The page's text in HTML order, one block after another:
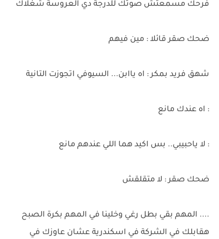
فرحك مسمعتش صوتك للدرجة دي العروسة شغلاك
ضحك صقر قائلا : مين فيهم
شهق فريد بمكر : اه ياابن... السيوفي اتجوزت التانية
: اه عندك مانع
: لا ياحبيبي.. بس اكيد هما اللي عندهم مانع
ضحك صقر : لا متقلقش
.... المهم بقي بطل رغي وخلينا في المهم بكرة الصبح
هقابلك في الشركة في اسكندرية عشان عاوزك في